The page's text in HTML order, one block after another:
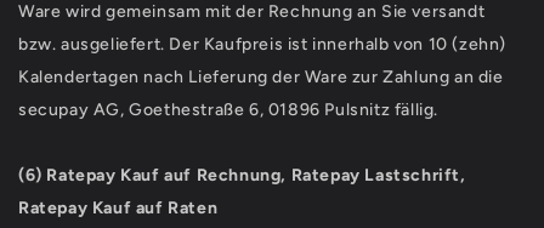
Ware wird gemeinsam mit der Rechnung an Sie versandt
bzw. ausgeliefert. Der Kaufpreis ist innerhalb von 10 (zehn)
Kalendertagen nach Lieferung der Ware zur Zahlung an die
secupay AG, Goethestraße 6, 01896 Pulsnitz fällig.
(6) Ratepay Kauf auf Rechnung, Ratepay Lastschrift,
Ratepay Kauf auf Raten